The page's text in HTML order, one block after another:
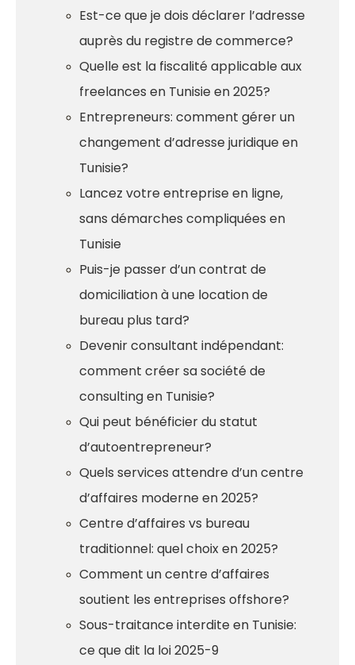
Est-ce que je dois déclarer l’adresse
auprès du registre de commerce?
Quelle est la fiscalité applicable aux
freelances en Tunisie en 2025?
Entrepreneurs: comment gérer un
changement d’adresse juridique en
Tunisie?
Lancez votre entreprise en ligne,
sans démarches compliquées en
Tunisie
Puis-je passer d’un contrat de
domiciliation à une location de
bureau plus tard?
Devenir consultant indépendant:
comment créer sa société de
consulting en Tunisie?
Qui peut bénéficier du statut
d’autoentrepreneur?
Quels services attendre d’un centre
d’affaires moderne en 2025?
Centre d’affaires vs bureau
traditionnel: quel choix en 2025?
Comment un centre d’affaires
soutient les entreprises offshore?
Sous-traitance interdite en Tunisie:
ce que dit la loi 2025-9